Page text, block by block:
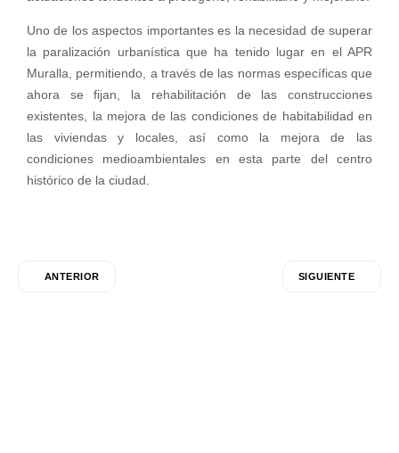
Uno de los aspectos importantes es la necesidad de superar
la paralización urbanística que ha tenido lugar en el APR
Muralla, permitiendo, a través de las normas específicas que
ahora se fijan, la rehabilitación de las construcciones
existentes, la mejora de las condiciones de habitabilidad en
las viviendas y locales, así como la mejora de las
condiciones medioambientales en esta parte del centro
histórico de la ciudad.
ANTERIOR SIGUIENTE